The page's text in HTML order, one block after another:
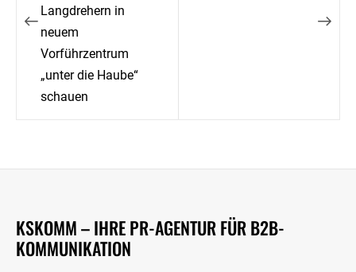
Langdrehern in
neuem
Vorführzentrum
„unter die Haube“
schauen
KSKOMM – IHRE PR-AGENTUR FÜR B2B-
KOMMUNIKATION